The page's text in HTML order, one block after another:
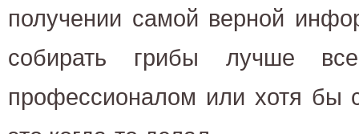
получении самой верной
собирать грибы лучше
профессионалом или хотя бы